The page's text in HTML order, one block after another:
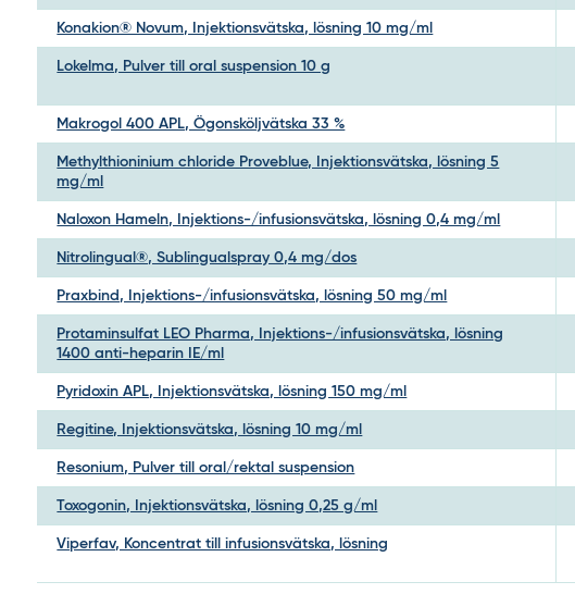
Konakion® Novum, Injektionsvätska, lösning 10 mg/ml
Lokelma, Pulver till oral suspension 10 g
Makrogol 400 APL, Ögonsköljvätska 33 %
Methylthioninium chloride Proveblue, Injektionsvätska, lösning 5
mg/ml
Naloxon Hameln, Injektions-/infusionsvätska, lösning 0,4 mg/ml
Nitrolingual®, Sublingualspray 0,4 mg/dos
Praxbind, Injektions-/infusionsvätska, lösning 50 mg/ml
Protaminsulfat LEO Pharma, Injektions-/infusionsvätska, lösning
1400 anti-heparin IE/ml
Pyridoxin APL, Injektionsvätska, lösning 150 mg/ml
Regitine, Injektionsvätska, lösning 10 mg/ml
Resonium, Pulver till oral/rektal suspension
Toxogonin, Injektionsvätska, lösning 0,25 g/ml
Viperfav, Koncentrat till infusionsvätska, lösning